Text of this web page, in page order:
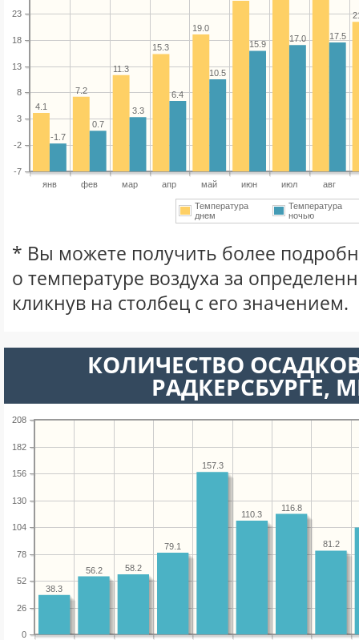
янв фев мар апр май июн июл авг
-7
-2
3
8
13
18
23
19.0
15.3
11.3
7.2
4.1
17.5
17.0
15.9
10.5
6.4
3.3
0.7
-1.7
Температура
днем
Температура
ночью
* Вы можете получить более
о температуре воздуха за
кликнув на столбец с его значением.
КОЛИЧЕСТВО
РАДКЕРСБУРГЕ,
0
26
52
78
104
130
156
182
208
81.2
116.8
110.3
157.3
79.1
58.2
56.2
38.3